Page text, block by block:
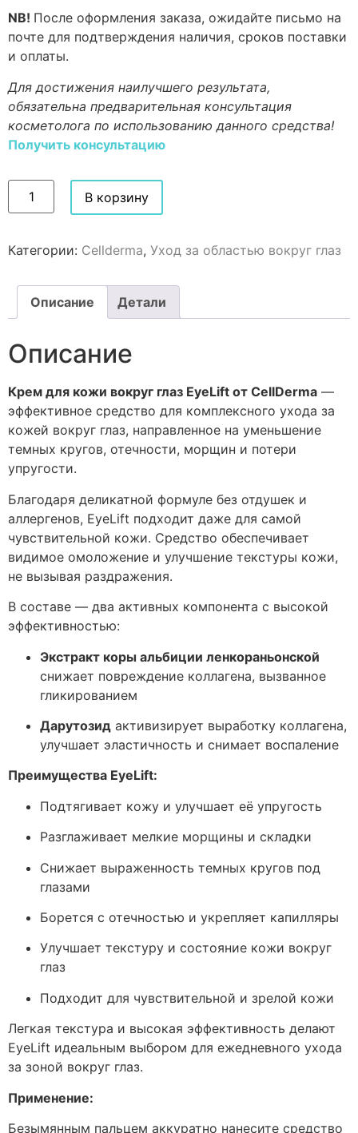
NB! После оформления заказа, ожидайте письмо на
почте для подтверждения наличия, сроков поставки
и оплаты.
Для достижения наилучшего результата,
обязательна предварительная консультация
косметолога по использованию данного средства!
Получить консультацию
В корзину
Категории: Cellderma, Уход за областью вокруг глаз
Описание Детали
Описание
Крем для кожи вокруг глаз EyeLift от CellDerma —
эффективное средство для комплексного ухода за
кожей вокруг глаз, направленное на уменьшение
темных кругов, отечности, морщин и потери
упругости.
Благодаря деликатной формуле без отдушек и
аллергенов, EyeLift подходит даже для самой
чувствительной кожи. Средство обеспечивает
видимое омоложение и улучшение текстуры кожи,
не вызывая раздражения.
В составе — два активных компонента с высокой
эффективностью:
Экстракт коры альбиции ленкораньонской
снижает повреждение коллагена, вызванное
гликированием
Дарутозид активизирует выработку коллагена,
улучшает эластичность и снимает воспаление
Преимущества EyeLift:
Подтягивает кожу и улучшает её упругость
Разглаживает мелкие морщины и складки
Снижает выраженность темных кругов под
глазами
Борется с отечностью и укрепляет капилляры
Улучшает текстуру и состояние кожи вокруг
глаз
Подходит для чувствительной и зрелой кожи
Легкая текстура и высокая эффективность делают
EyeLift идеальным выбором для ежедневного ухода
за зоной вокруг глаз.
Применение:
Безымянным пальцем аккуратно нанесите средство